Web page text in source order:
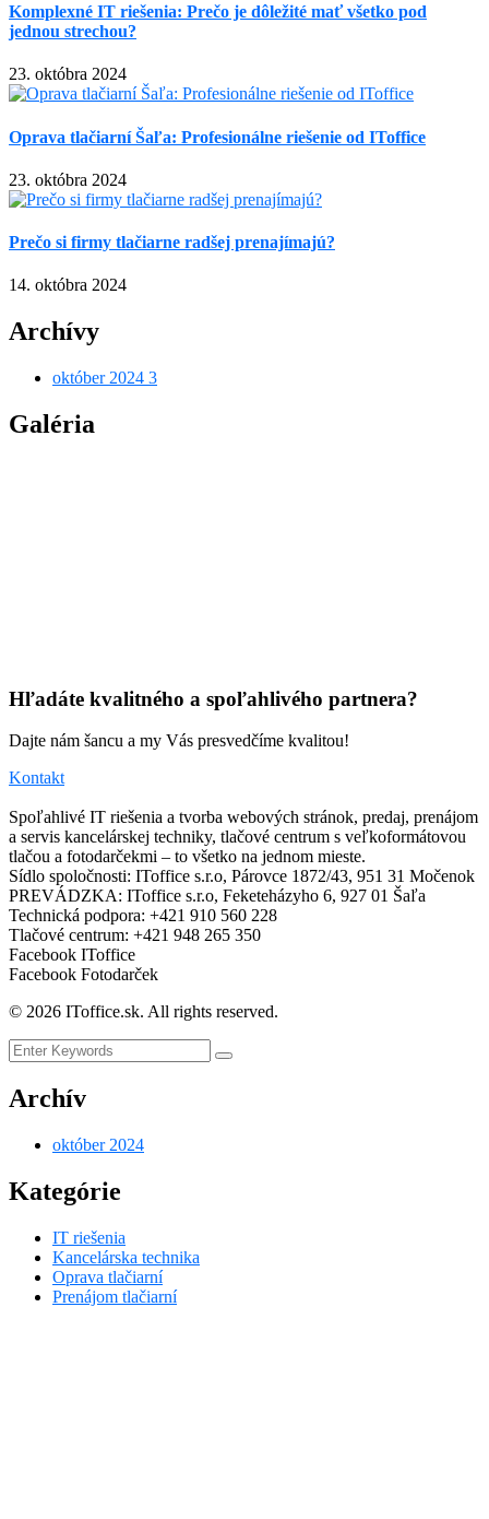
Komplexné IT riešenia: Prečo je dôležité mať všetko pod
jednou strechou?
23. októbra 2024
Oprava tlačiarní Šaľa: Profesionálne riešenie od IToffice
23. októbra 2024
Prečo si firmy tlačiarne radšej prenajímajú?
14. októbra 2024
Archívy
október 2024 3
Galéria
Hľadáte kvalitného a spoľahlivého partnera?
Dajte nám šancu a my Vás presvedčíme kvalitou!
Kontakt
Spoľahlivé IT riešenia a tvorba webových stránok, predaj, prenájom
a servis kancelárskej techniky, tlačové centrum s veľkoformátovou
tlačou a fotodarčekmi – to všetko na jednom mieste.
Sídlo spoločnosti: IToffice s.r.o, Párovce 1872/43, 951 31 Močenok
PREVÁDZKA: IToffice s.r.o, Feketeházyho 6, 927 01 Šaľa
Technická podpora: +421 910 560 228
Tlačové centrum: +421 948 265 350
Facebook IToffice
Facebook Fotodarček
© 2026 IToffice.sk. All rights reserved.
Archív
október 2024
Kategórie
IT riešenia
Kancelárska technika
Oprava tlačiarní
Prenájom tlačiarní